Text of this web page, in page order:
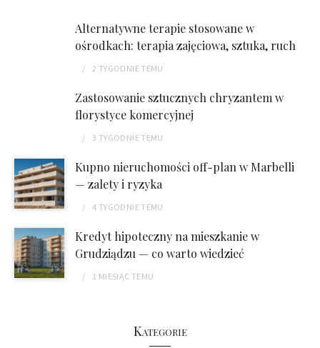
Alternatywne terapie stosowane w
ośrodkach: terapia zajęciowa, sztuka, ruch
2 TYGODNIETEMU
Zastosowanie sztucznych chryzantem w
florystyce komercyjnej
3 TYGODNIETEMU
Kupno nieruchomości off-plan w Marbelli
— zalety i ryzyka
4 TYGODNIETEMU
Kredyt hipoteczny na mieszkanie w
Grudziądzu — co warto wiedzieć
1 MIESIĄC TEMU
Kategorie